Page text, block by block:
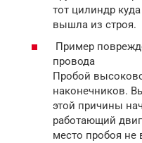
тот цилиндр
вышла из строя.
Пример
провода
Пробой
наконечников.
этой причины
работающий
место пробоя не